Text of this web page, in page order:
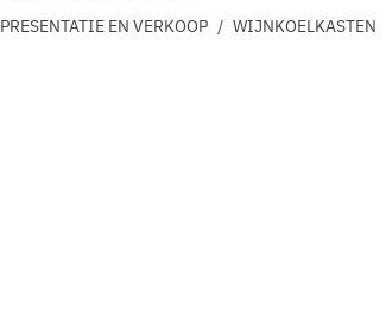
PRESENTATIE EN VERKOOP / WIJNKOELKASTEN